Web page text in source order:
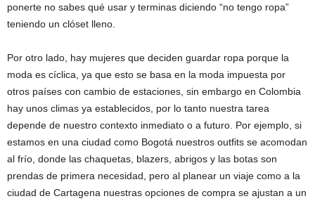
ponerte no sabes qué usar y terminas diciendo “no tengo ropa”
teniendo un clóset lleno.
Por otro lado, hay mujeres que deciden guardar ropa porque la
moda es cíclica, ya que esto se basa en la moda impuesta por
otros países con cambio de estaciones, sin embargo en Colombia
hay unos climas ya establecidos, por lo tanto nuestra tarea
depende de nuestro contexto inmediato o a futuro. Por ejemplo, si
estamos en una ciudad como Bogotá nuestros outfits se acomodan
al frío, donde las chaquetas, blazers, abrigos y las botas son
prendas de primera necesidad, pero al planear un viaje como a la
ciudad de Cartagena nuestras opciones de compra se ajustan a un